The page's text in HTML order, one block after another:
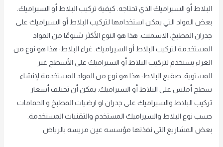
البلاط أو السيراميك الذي تحتاجه. كيفية تركيب البلاط أو السيراميك.
بعض المواد التي يمكن استخدامها لتركيب البلاط أو السيراميك على
جدران المطبخ: الاسمنت: هذا هو النوع الأكثر شيوعًا من المواد
المستخدمة لتركيب البلاط أو السيراميك. غراء البلاط: هذا هو نوع من
الغراء يستخدم لتركيب البلاط أو السيراميك على الأسطح غير
المستوية. صقيع البلاط: هذا هو نوع من المواد المستخدمة لإنشاء
سطح أملس على البلاط أو السيراميك. يمكن أن تختلف أسعار
تركيب البلاط والسيراميك على جدران او ارضيات المطبخ و الحمامات
حسب نوع البلاط والسيراميك المستخدم والتقنيات المستخدمة.
بعض المشاريع التي نفذتها مؤسسه عين مريسه بالرياض